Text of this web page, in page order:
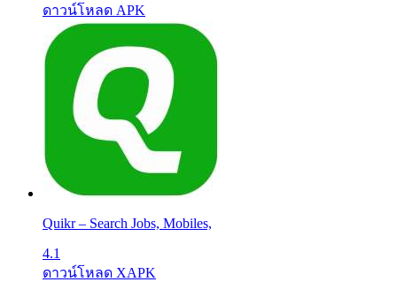
ดาวน์โหลด APK
Quikr – Search Jobs, Mobiles,
4.1
ดาวน์โหลด XAPK